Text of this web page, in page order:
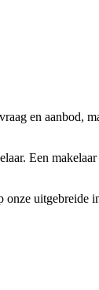
en
Een
onze uitgebreide